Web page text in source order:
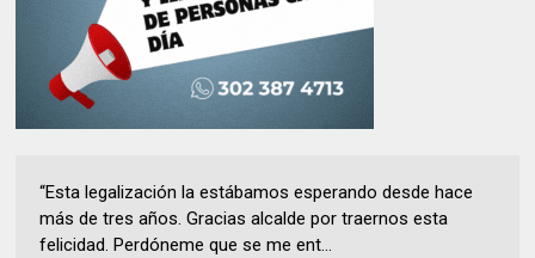
“Esta legalización la estábamos esperando desde hace
más de tres años. Gracias alcalde por traernos esta
felicidad. Perdóneme que se me ent...